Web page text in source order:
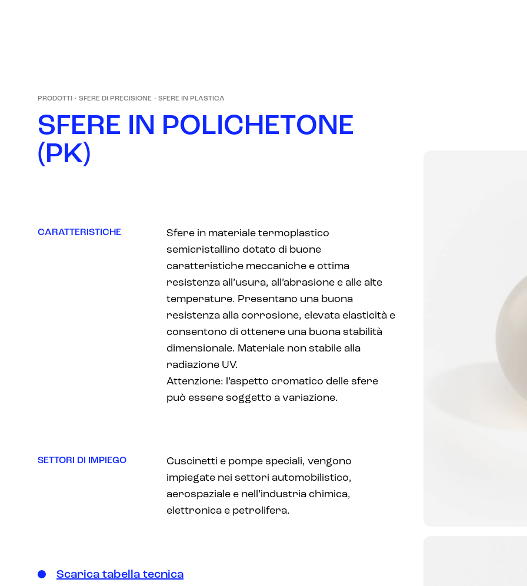
PRODOTTI · SFERE DI PRECISIONE · SFERE IN PLASTICA
SFERE IN POLICHETONE
(PK)
CARATTERISTICHE
Sfere in materiale termoplastico
semicristallino dotato di buone
caratteristiche meccaniche e ottima
resistenza all’usura, all’abrasione e alle alte
temperature. Presentano una buona
resistenza alla corrosione, elevata elasticità e
consentono di ottenere una buona stabilità
dimensionale. Materiale non stabile alla
radiazione UV.
Attenzione: l’aspetto cromatico delle sfere
può essere soggetto a variazione.
SETTORI DI IMPIEGO
Cuscinetti e pompe speciali, vengono
impiegate nei settori automobilistico,
aerospaziale e nell’industria chimica,
elettronica e petrolifera.
Scarica tabella tecnica